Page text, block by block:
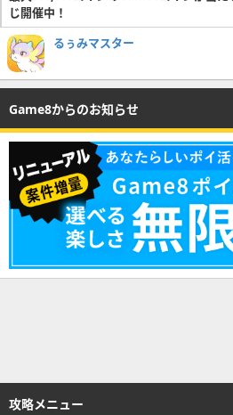
じ開催中！
るぅみマスター
Game8からのお知らせ
攻略メニュー